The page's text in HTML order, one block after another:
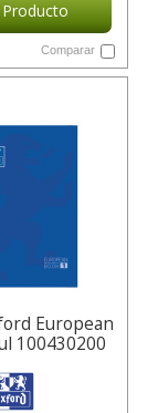
Producto
Comparar
European
100430200